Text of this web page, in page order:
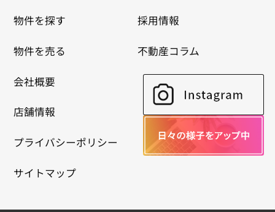
物件を探す
物件を売る
会社概要
店舗情報
プライバシーポリシー
サイトマップ
採用情報
不動産コラム